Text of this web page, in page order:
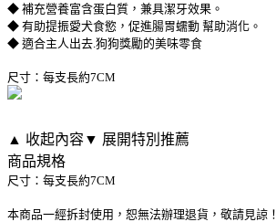
◆ 補充營養富含蛋白質，兼具潔牙效果。
◆ 有助提振愛犬食慾，促進腸胃蠕動 幫助消化。
◆ 適合主人出去.狗狗獎勵的美味零食
尺寸：每支長約7CM
▲ 收起內容▼ 展開特別推薦
商品規格
尺寸：每支長約7CM
本商品一經拆封使用，恕無法辦理退貨，敬請見諒！